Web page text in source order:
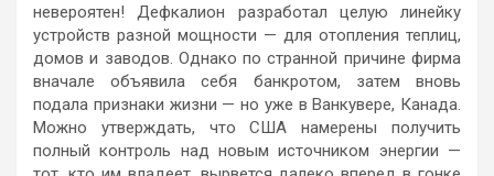
невероятен! Дефкалион разработал целую линейку
устройств разной мощности — для отопления теплиц,
домов и заводов. Однако по странной причине фирма
вначале объявила себя банкротом, затем вновь
подала признаки жизни — но уже в Ванкувере, Канада.
Можно утверждать, что США намерены получить
полный контроль над новым источником энергии —